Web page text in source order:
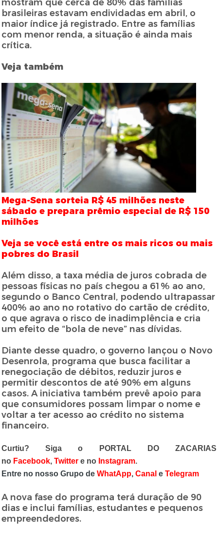
mostram que cerca de 80% das famílias
brasileiras estavam endividadas em abril, o
maior índice já registrado. Entre as famílias
com menor renda, a situação é ainda mais
crítica.
Veja também
Mega-Sena sorteia R$ 45 milhões neste
sábado e prepara prêmio especial de R$ 150
milhões
Veja se você está entre os mais ricos ou mais
pobres do Brasil
Além disso, a taxa média de juros cobrada de
pessoas físicas no país chegou a 61% ao ano,
segundo o Banco Central, podendo ultrapassar
400% ao ano no rotativo do cartão de crédito,
o que agrava o risco de inadimplência e cria
um efeito de “bola de neve” nas dívidas.
Diante desse quadro, o governo lançou o Novo
Desenrola, programa que busca facilitar a
renegociação de débitos, reduzir juros e
permitir descontos de até 90% em alguns
casos. A iniciativa também prevê apoio para
que consumidores possam limpar o nome e
voltar a ter acesso ao crédito no sistema
financeiro.
Curtiu? Siga o PORTAL DO ZACARIAS
no Facebook,Twitter e no Instagram.
Entre no nosso Grupo deWhatApp,Canal eTelegram
A nova fase do programa terá duração de 90
dias e inclui famílias, estudantes e pequenos
empreendedores.